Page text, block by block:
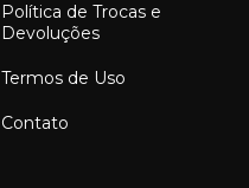
Política de Trocas e
Devoluções
Termos de Uso
Contato